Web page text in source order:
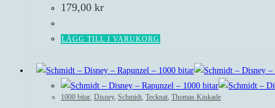
179,00 kr
LÄGG TILL I VARUKORG
1000 bitar Disney, Schmidt Tecknat Thomas Kinkade